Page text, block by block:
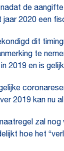
de
2020 een
dit
te
2019 en is
2019 kan nu
zal
hoe het